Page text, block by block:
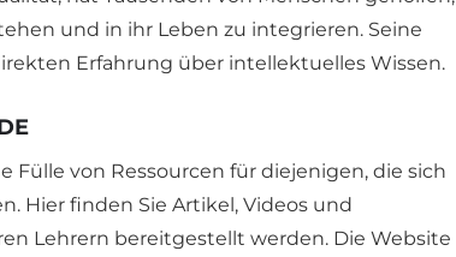
und in ihr Leben zu integrieren. Seine
Erfahrung über intellektuelles Wissen.
Fülle von Ressourcen für diejenigen, die sich
Hier finden Sie Artikel, Videos und
Lehrern bereitgestellt werden. Die Website